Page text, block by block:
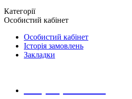
Категорії
Особистий кабінет
Особистий кабінет
Історія замовлень
Закладки